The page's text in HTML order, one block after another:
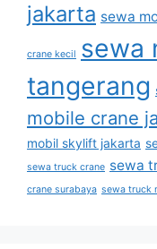
jakarta sewa
crane kecil sewa
tangerang
mobile crane
mobil skylift jakarta
sewa truck crane sewa
crane surabaya sewa truck